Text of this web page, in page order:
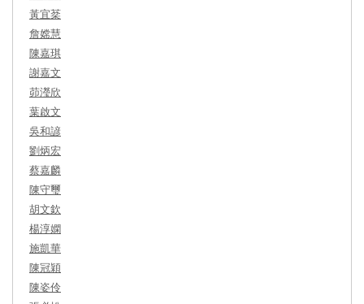
黃宜棻
詹嫦慧
陳嘉琪
謝嘉文
茆瀅欣
葉啟文
吳和諺
劉炳宏
蔡嘉麟
陳守璽
胡文欽
楊淳嫻
施凱華
陳冠穎
陳姿伶